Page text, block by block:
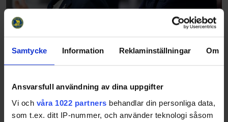
Samtycke Information Reklaminställningar Om
Ansvarsfull användning av dina uppgifter
Vi och våra 1022 partners behandlar din personliga data,
som t.ex. ditt IP-nummer, och använder teknologi såsom
Andreas Karlsson och Johan Rosén
fortsätter som förbundskaptener och
elitutvecklare i fyra år till
Andreas Karlsson har varit förbundskapten för Team 18 dam
och elitutvecklare på damsidan sedan säsongen 2022/2023.